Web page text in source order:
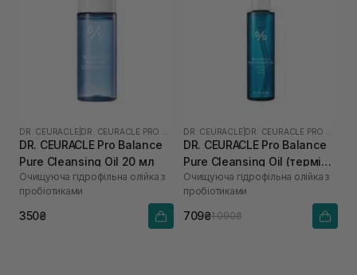
DR. CEURACLE
DR. CEURACLE Pro Balance
Pure Cleansing Oil 20 мл
Очищуюча гідрофільна олійка з
пробіотиками
350₴
DR. CEURACLE
DR. CEURACLE Pro Balance
Pure Cleansing Oil (термін
до 01.27р.) 155 мл
Очищуюча гідрофільна олійка з
пробіотиками
709₴1 090₴